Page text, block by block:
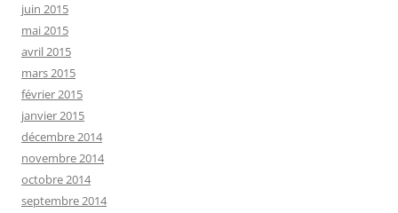
juin 2015
mai 2015
avril 2015
mars 2015
février 2015
janvier 2015
décembre 2014
novembre 2014
octobre 2014
septembre 2014